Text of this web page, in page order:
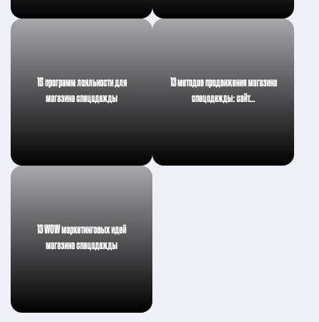
15 программ лояльности для
магазина спецодежды
13 методов продвижения магазина
спецодежды: сайт…
13 WOW маркетинговых идей
магазина спецодежды